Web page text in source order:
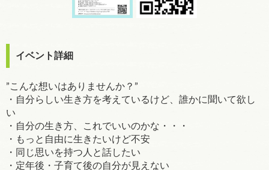
イベント詳細
”こんな想いはありませんか？”
・自分らしい生き方を考えているけど、誰かに聞いて欲し
い
・自分の生き方、これでいいのかな・・・
・もっと自由に生きたいけど不安
・同じ思いを持つ人と話したい
・定年後・子育て後の自分が見えない